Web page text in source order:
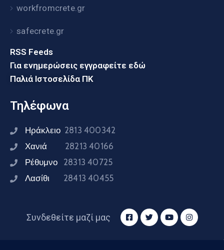
workfromcrete.gr
safecrete.gr
RSS Feeds
Για ενημερώσεις εγγραφείτε εδώ
Παλιά Ιστοσελίδα ΠΚ
Τηλέφωνα
Ηράκλειο 2813 400342
Χανιά 28213 40166
Ρέθυμνο 28313 40725
Λασίθι 28413 40455
Συνδεθείτε μαζί μας